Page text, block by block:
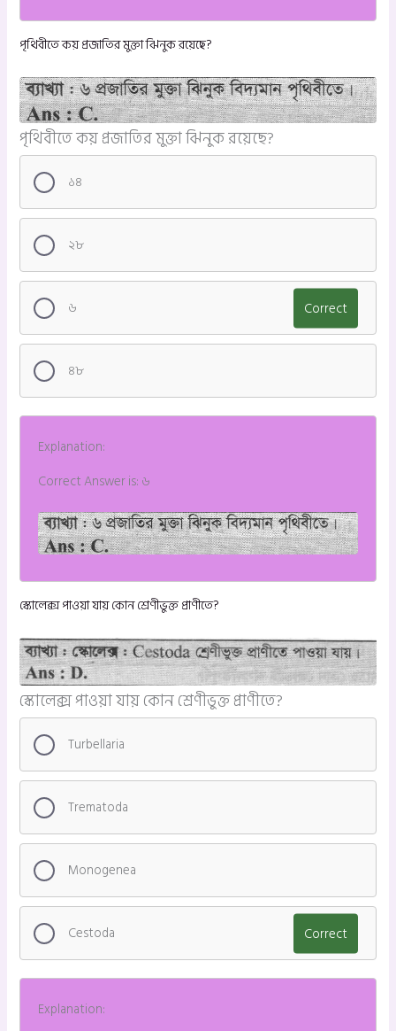
পৃথিবীতে কয় প্রজাতির মুক্তা ঝিনুক রয়েছে?
পৃথিবীতে কয় প্রজাতির মুক্তা ঝিনুক রয়েছে?
১৪
২৮
৬ Correct
৪৮
Explanation:
Correct Answer is: ৬
স্কোলেক্স পাওয়া যায় কোন শ্রেণীভুক্ত প্রাণীতে?
স্কোলেক্স পাওয়া যায় কোন শ্রেণীভুক্ত প্রাণীতে?
Turbellaria
Trematoda
Monogenea
Cestoda Correct
Explanation: